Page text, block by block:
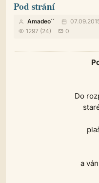
Pod strání
Amadeo´´
1297 (24)
0
Do
a